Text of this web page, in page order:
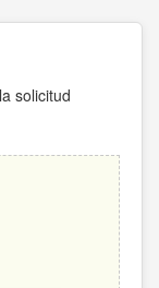
solicitud